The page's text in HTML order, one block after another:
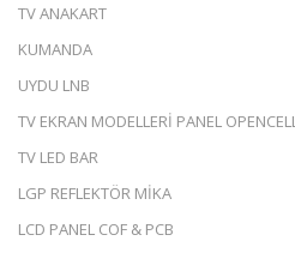
TV ANAKART
KUMANDA
UYDU LNB
TV EKRAN MODELLERİ PANEL OPENCELL
TV LED BAR
LGP REFLEKTÖR MİKA
LCD PANEL COF & PCB